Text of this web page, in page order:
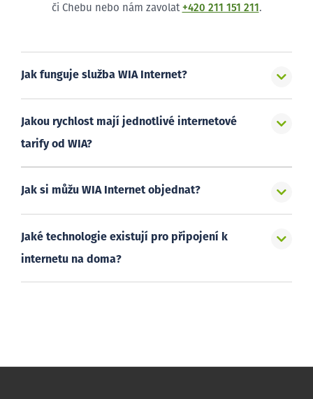
či Chebu nebo nám zavolat +420 211 151 211 .
Jak funguje služba WIA Internet?
Jakou rychlost mají jednotlivé internetové
tarify od WIA?
Jak si můžu WIA Internet objednat?
Jaké technologie existují pro připojení k
internetu na doma?